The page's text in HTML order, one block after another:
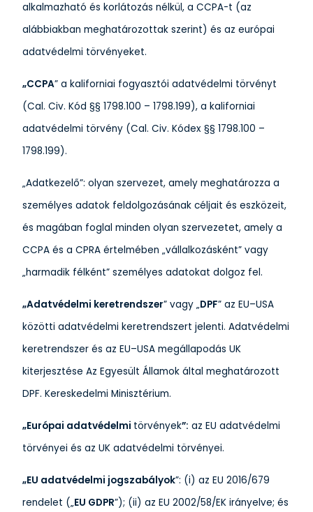
alkalmazható és korlátozás nélkül, a CCPA-t (az
alábbiakban meghatározottak szerint) és az európai
adatvédelmi törvényeket.
„CCPA” a kaliforniai fogyasztói adatvédelmi törvényt
(Cal. Civ. Kód §§ 1798.100 – 1798.199), a kaliforniai
adatvédelmi törvény (Cal. Civ. Kódex §§ 1798.100 –
1798.199).
„Adatkezelő”: olyan szervezet, amely meghatározza a
személyes adatok feldolgozásának céljait és eszközeit,
és magában foglal minden olyan szervezetet, amely a
CCPA és a CPRA értelmében „vállalkozásként” vagy
„harmadik félként” személyes adatokat dolgoz fel.
„Adatvédelmi keretrendszer” vagy „DPF” az EU–USA
közötti adatvédelmi keretrendszert jelenti. Adatvédelmi
keretrendszer és az EU–USA megállapodás UK
kiterjesztése Az Egyesült Államok által meghatározott
DPF. Kereskedelmi Minisztérium.
„Európai adatvédelmi törvények”: az EU adatvédelmi
törvényei és az UK adatvédelmi törvényei.
„EU adatvédelmi jogszabályok”: (i) az EU 2016/679
rendelet („EU GDPR”); (ii) az EU 2002/58/EK irányelve; és